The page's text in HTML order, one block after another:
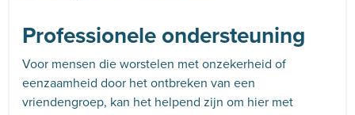
Professionele ondersteuning
Voor mensen die worstelen met onzekerheid of
eenzaamheid door het ontbreken van een
vriendengroep, kan het helpend zijn om hier met